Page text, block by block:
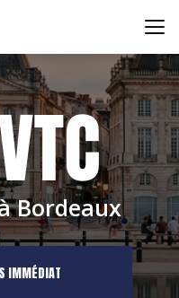
Bordeaux
IMMÉDIAT